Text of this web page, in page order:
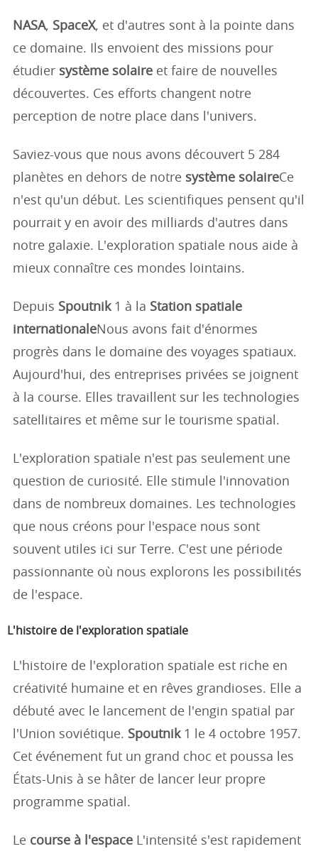
NASA, SpaceX, et d'autres sont à la pointe dans
ce domaine. Ils envoient des missions pour
étudier système solaire et faire de nouvelles
découvertes. Ces efforts changent notre
perception de notre place dans l'univers.
Saviez-vous que nous avons découvert 5 284
planètes en dehors de notre système solaireCe
n'est qu'un début. Les scientifiques pensent qu'il
pourrait y en avoir des milliards d'autres dans
notre galaxie. L'exploration spatiale nous aide à
mieux connaître ces mondes lointains.
Depuis Spoutnik1 à la Station spatiale
internationaleNous avons fait d'énormes
progrès dans le domaine des voyages spatiaux.
Aujourd'hui, des entreprises privées se joignent
à la course. Elles travaillent sur les technologies
satellitaires et même sur le tourisme spatial.
L'exploration spatiale n'est pas seulement une
question de curiosité. Elle stimule l'innovation
dans de nombreux domaines. Les technologies
que nous créons pour l'espace nous sont
souvent utiles ici sur Terre. C'est une période
passionnante où nous explorons les possibilités
de l'espace.
L'histoire de l'exploration spatiale
L'histoire de l'exploration spatiale est riche en
créativité humaine et en rêves grandioses. Elle a
débuté avec le lancement de l'engin spatial par
l'Union soviétique. Spoutnik1 le 4 octobre 1957.
Cet événement fut un grand choc et poussa les
États-Unis à se hâter de lancer leur propre
programme spatial.
Le course à l'espace L'intensité s'est rapidement